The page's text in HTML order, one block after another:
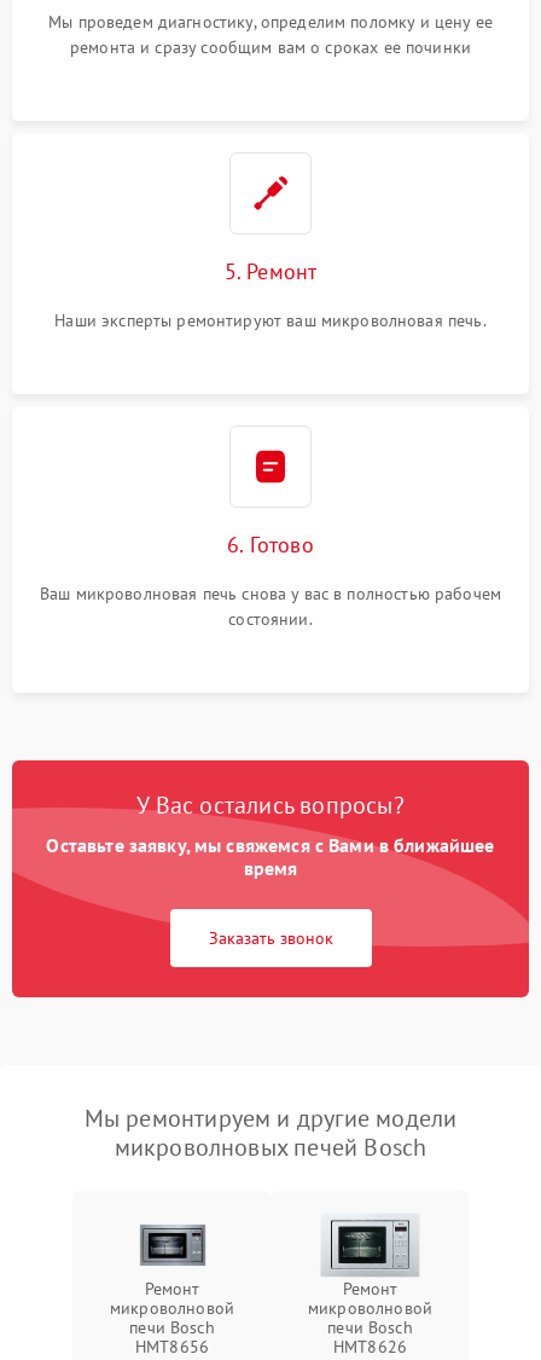
Мы проведем диагностику, определим поломку и цену ее
ремонта и сразу сообщим вам о сроках ее починки
5. Ремонт
Наши эксперты ремонтируют ваш микроволновая печь.
6. Готово
Ваш микроволновая печь снова у вас в полностью рабочем
состоянии.
У Вас остались вопросы?
Оставьте заявку, мы свяжемся с Вами в ближайшее
время
Заказать звонок
Мы ремонтируем и другие модели
микроволновых печей Bosch
Ремонт
микроволновой
печи Bosch
HMT8656
Ремонт
микроволновой
печи Bosch
HMT8626